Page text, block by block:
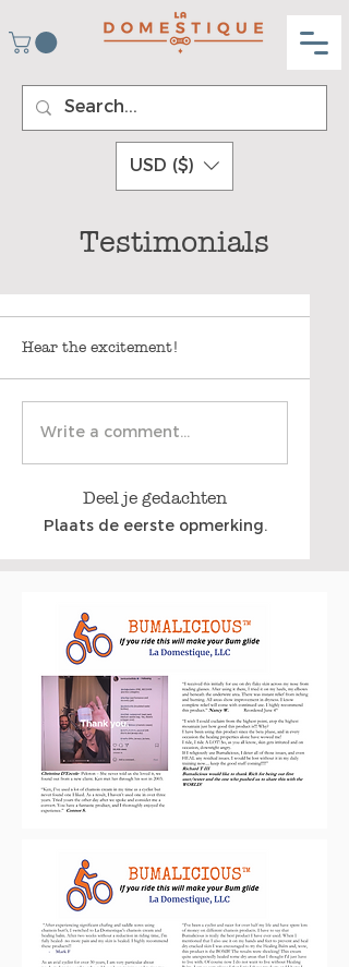
USD ($)
Testimonials
Hear the excitement!
Write a comment...
Deel je gedachten
Plaats de eerste opmerking.